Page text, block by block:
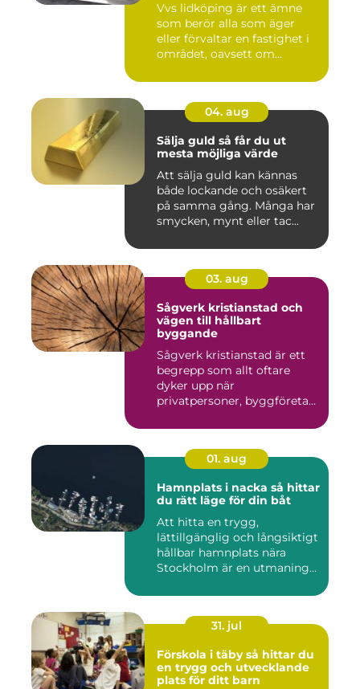
Vvs lidköping är ett ämne
som berör alla som äger
eller förvaltar en fastighet i
området, oavsett om...
04. aug
Sälja guld så får du ut
mesta möjliga värde
Att sälja guld kan kännas
både lockande och osäkert
på samma gång. Många har
smycken, mynt eller tac...
03. aug
Sågverk kristianstad och
vägen till hållbart
byggande
Sågverk kristianstad är ett
begrepp som allt oftare
dyker upp när
privatpersoner, byggföretag
01. aug
Hamnplats i nacka så hittar
du rätt läge för din båt
Att hitta en trygg,
lättillgänglig och långsiktigt
hållbar hamnplats nära
Stockholm är en utmaning
31. jul
Förskola i täby så hittar du
en trygg och utvecklande
plats för ditt barn